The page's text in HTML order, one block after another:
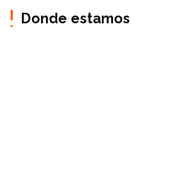
Donde estamos